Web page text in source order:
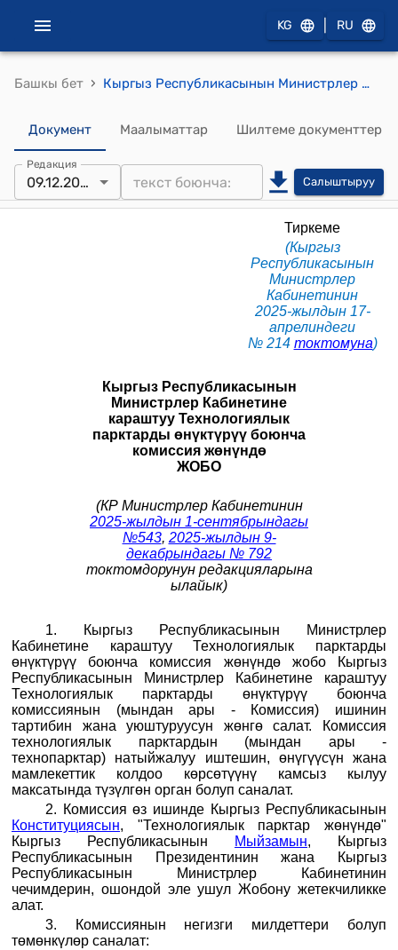
KG RU
Башкы бет › Кыргыз Республикасынын Министрлер Кабинетине караштуу Технологиялык парктарды өнүктүрүү боюнча комиссия жөнүндө Жобо (КР Министрлер Кабинетинин 2025-жылдын 17-апрелиндеги № 214 токтомуна)
Документ Маалыматтар Шилтеме документтер
Редакция
09.12.2025 Салыштыруу